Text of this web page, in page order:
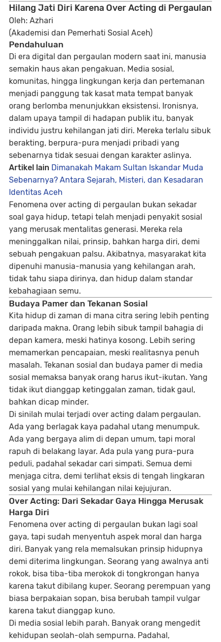
Hilang Jati Diri Karena Over Acting di Pergaulan
Oleh: Azhari
(Akademisi dan Pemerhati Sosial Aceh)
Pendahuluan
Di era digital dan pergaulan modern saat ini, manusia
semakin haus akan pengakuan. Media sosial,
komunitas, hingga lingkungan kerja dan pertemanan
menjadi panggung tak kasat mata tempat banyak
orang berlomba menunjukkan eksistensi. Ironisnya,
dalam upaya tampil di hadapan publik itu, banyak
individu justru kehilangan jati diri. Mereka terlalu sibuk
berakting, berpura-pura menjadi pribadi yang
sebenarnya tidak sesuai dengan karakter aslinya.
Artikel lain Dimanakah Makam Sultan Iskandar Muda
Sebenarnya? Antara Sejarah, Misteri, dan Kesadaran
Identitas Aceh
Fenomena over acting di pergaulan bukan sekadar
soal gaya hidup, tetapi telah menjadi penyakit sosial
yang merusak mentalitas generasi. Mereka rela
meninggalkan nilai, prinsip, bahkan harga diri, demi
sebuah pengakuan palsu. Akibatnya, masyarakat kita
dipenuhi manusia-manusia yang kehilangan arah,
tidak tahu siapa dirinya, dan hidup dalam standar
kebahagiaan semu.
Budaya Pamer dan Tekanan Sosial
Kita hidup di zaman di mana citra sering lebih penting
daripada makna. Orang lebih sibuk tampil bahagia di
depan kamera, meski hatinya kosong. Lebih sering
memamerkan pencapaian, meski realitasnya penuh
masalah. Tekanan sosial dan budaya pamer di media
sosial memaksa banyak orang harus ikut-ikutan. Yang
tidak ikut dianggap ketinggalan zaman, tidak gaul,
bahkan dicap minder.
Di sinilah mulai terjadi over acting dalam pergaulan.
Ada yang berlagak kaya padahal utang menumpuk.
Ada yang bergaya alim di depan umum, tapi moral
rapuh di belakang layar. Ada pula yang pura-pura
peduli, padahal sekadar cari simpati. Semua demi
menjaga citra, demi terlihat eksis di tengah lingkaran
sosial yang mulai kehilangan nilai kejujuran.
Over Acting: Dari Sekadar Gaya Hingga Merusak
Harga Diri
Fenomena over acting di pergaulan bukan lagi soal
gaya, tapi sudah menyentuh aspek moral dan harga
diri. Banyak yang rela memalsukan prinsip hidupnya
demi diterima lingkungan. Seorang yang awalnya anti
rokok, bisa tiba-tiba merokok di tongkrongan hanya
karena takut dibilang kuper. Seorang perempuan yang
biasa berpakaian sopan, bisa berubah tampil vulgar
karena takut dianggap kuno.
Di media sosial lebih parah. Banyak orang mengedit
kehidupan seolah-olah sempurna. Padahal,